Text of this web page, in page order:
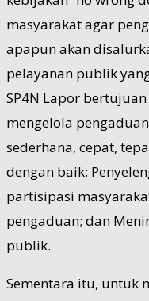
masyarakat agar
apapun akan
pelayanan publik
SP4N Lapor
mengelola
sederhana, cepat,
dengan baik;
partisipasi
pengaduan; dan
publik.
Sementara itu, untuk